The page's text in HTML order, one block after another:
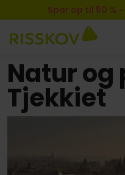
Spar op til 50 % -
Natur og
Tjekkiet